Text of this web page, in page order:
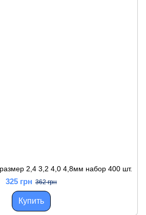
2,4 3,2 4,0 4,8мм набор 400 шт.
325 грн 362 грн
Купить